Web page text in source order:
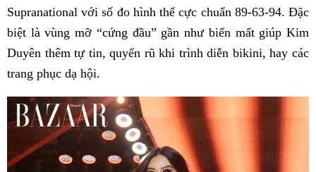
Supranational với số đo hình thể cực chuẩn 89-63-94. Đặc
biệt là vùng mỡ “cứng đầu” gần như biến mất giúp Kim
Duyên thêm tự tin, quyến rũ khi trình diễn bikini, hay các
trang phục dạ hội.